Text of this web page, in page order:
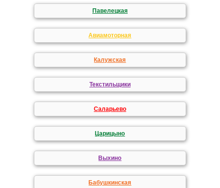
Павелецкая
Авиамоторная
Калужская
Текстильщики
Саларьево
Царицыно
Выхино
Бабушкинская